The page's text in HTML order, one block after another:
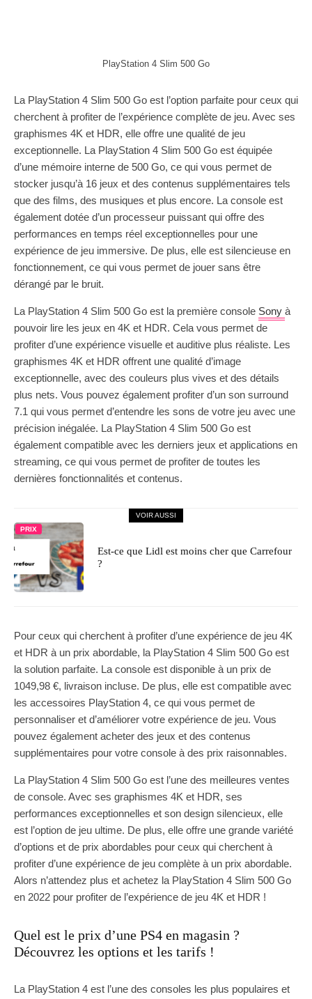
PlayStation 4 Slim 500 Go
La PlayStation 4 Slim 500 Go est l’option parfaite pour ceux qui
cherchent à profiter de l’expérience complète de jeu. Avec ses
graphismes 4K et HDR, elle offre une qualité de jeu
exceptionnelle. La PlayStation 4 Slim 500 Go est équipée
d’une mémoire interne de 500 Go, ce qui vous permet de
stocker jusqu’à 16 jeux et des contenus supplémentaires tels
que des films, des musiques et plus encore. La console est
également dotée d’un processeur puissant qui offre des
performances en temps réel exceptionnelles pour une
expérience de jeu immersive. De plus, elle est silencieuse en
fonctionnement, ce qui vous permet de jouer sans être
dérangé par le bruit.
La PlayStation 4 Slim 500 Go est la première console Sony à
pouvoir lire les jeux en 4K et HDR. Cela vous permet de
profiter d’une expérience visuelle et auditive plus réaliste. Les
graphismes 4K et HDR offrent une qualité d’image
exceptionnelle, avec des couleurs plus vives et des détails
plus nets. Vous pouvez également profiter d’un son surround
7.1 qui vous permet d’entendre les sons de votre jeu avec une
précision inégalée. La PlayStation 4 Slim 500 Go est
également compatible avec les derniers jeux et applications en
streaming, ce qui vous permet de profiter de toutes les
dernières fonctionnalités et contenus.
VOIR AUSSI
PRIX
Est-ce que Lidl est moins cher que Carrefour
?
Pour ceux qui cherchent à profiter d’une expérience de jeu 4K
et HDR à un prix abordable, la PlayStation 4 Slim 500 Go est
la solution parfaite. La console est disponible à un prix de
1049,98 €, livraison incluse. De plus, elle est compatible avec
les accessoires PlayStation 4, ce qui vous permet de
personnaliser et d’améliorer votre expérience de jeu. Vous
pouvez également acheter des jeux et des contenus
supplémentaires pour votre console à des prix raisonnables.
La PlayStation 4 Slim 500 Go est l’une des meilleures ventes
de console. Avec ses graphismes 4K et HDR, ses
performances exceptionnelles et son design silencieux, elle
est l’option de jeu ultime. De plus, elle offre une grande variété
d’options et de prix abordables pour ceux qui cherchent à
profiter d’une expérience de jeu complète à un prix abordable.
Alors n’attendez plus et achetez la PlayStation 4 Slim 500 Go
en 2022 pour profiter de l’expérience de jeu 4K et HDR !
Quel est le prix d’une PS4 en magasin ?
Découvrez les options et les tarifs !
La PlayStation 4 est l’une des consoles les plus populaires et